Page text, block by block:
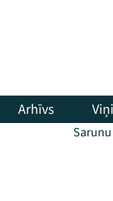
Arhīvs